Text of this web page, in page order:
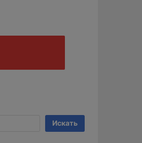
Искать